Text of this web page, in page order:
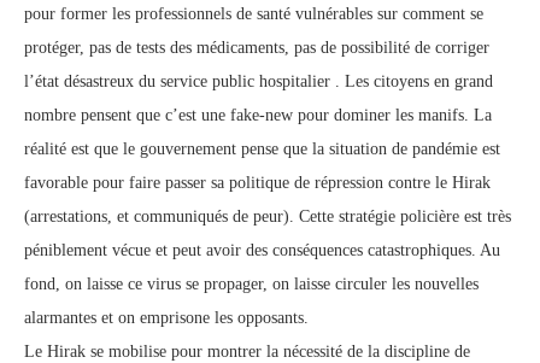
pour former les professionnels de santé vulnérables sur comment se
protéger, pas de tests des médicaments, pas de possibilité de corriger
l’état désastreux du service public hospitalier . Les citoyens en grand
nombre pensent que c’est une fake-new pour dominer les manifs. La
réalité est que le gouvernement pense que la situation de pandémie est
favorable pour faire passer sa politique de répression contre le Hirak
(arrestations, et communiqués de peur). Cette stratégie policière est très
péniblement vécue et peut avoir des conséquences catastrophiques. Au
fond, on laisse ce virus se propager, on laisse circuler les nouvelles
alarmantes et on emprisone les opposants.
Le Hirak se mobilise pour montrer la nécessité de la discipline de